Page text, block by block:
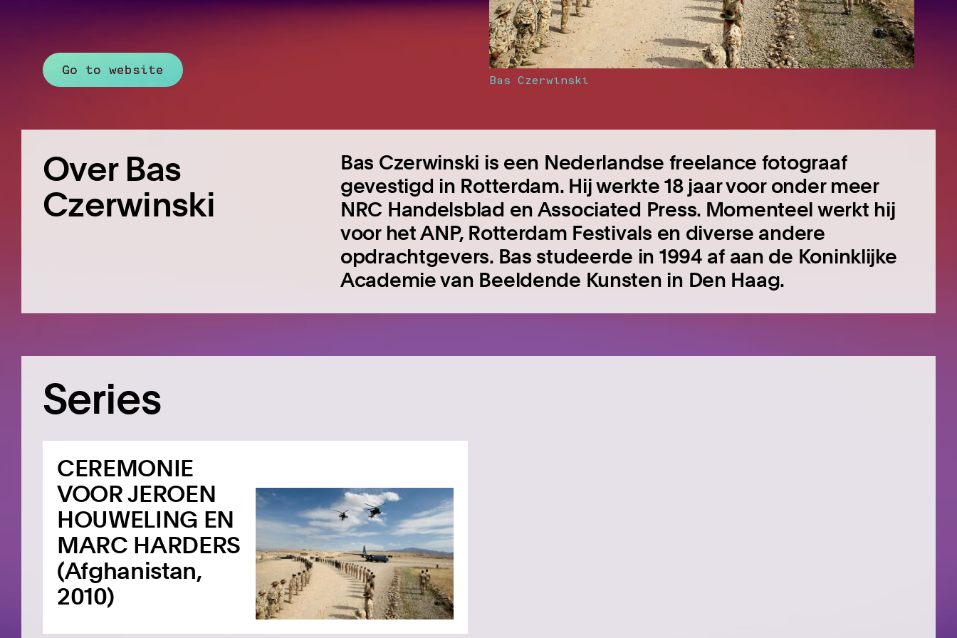
Go to website
Bas Czerwinski
Over Bas
Czerwinski
Bas Czerwinski is een Nederlandse freelance fotograaf
gevestigd in Rotterdam. Hij werkte 18 jaar voor onder meer
NRC Handelsblad en Associated Press. Momenteel werkt hij
voor het ANP, Rotterdam Festivals en diverse andere
opdrachtgevers. Bas studeerde in 1994 af aan de Koninklijke
Academie van Beeldende Kunsten in Den Haag.
Series
CEREMONIE
VOOR JEROEN
HOUWELING EN
MARC HARDERS
(Afghanistan,
2010)